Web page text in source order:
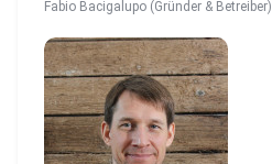
Fabio Bacigalupo (Gründer & Betreiber)